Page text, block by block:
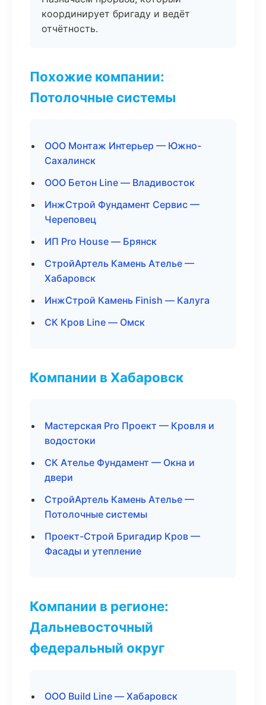
координирует бригаду и ведёт
отчётность.
Похожие компании:
Потолочные системы
ООО Монтаж Интерьер — Южно-
Сахалинск
ООО Бетон Line — Владивосток
ИнжСтрой Фундамент Сервис —
Череповец
ИП Pro House — Брянск
СтройАртель Камень Ателье —
Хабаровск
ИнжСтрой Камень Finish — Калуга
СК Кров Line — Омск
Компании в Хабаровск
Мастерская Pro Проект — Кровля и
водостоки
СК Ателье Фундамент — Окна и
двери
СтройАртель Камень Ателье —
Потолочные системы
Проект-Строй Бригадир Кров —
Фасады и утепление
Компании в регионе:
Дальневосточный
федеральный округ
ООО Build Line — Хабаровск